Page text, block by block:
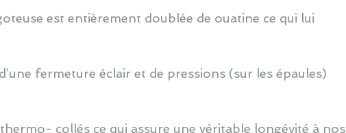
est entièrement doublée de ouatine ce qui lui
fermeture éclair et de pressions (sur les épaules)
collés ce qui assure une véritable longévité à nos